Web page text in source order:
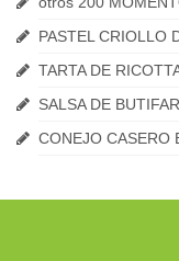
PASTEL CRIOLLO
TARTA DE
SALSA DE
CONEJO CASERO